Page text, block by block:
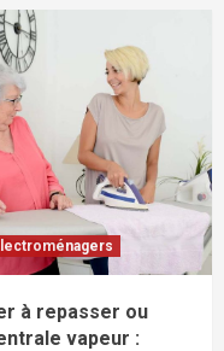
à repasser ou
vapeur :